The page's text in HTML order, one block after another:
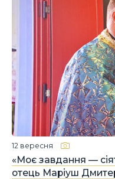
«Моє завдання —
отець Маріуш
12 вересня